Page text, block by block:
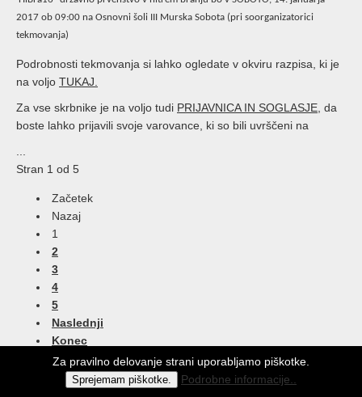
2017 ob 09:00 na Osnovni šoli III Murska Sobota (pri soorganizatorici
tekmovanja)
Podrobnosti tekmovanja si lahko ogledate v okviru razpisa, ki je
na voljo TUKAJ.
Za vse skrbnike je na voljo tudi PRIJAVNICAIN SOGLASJE, da
boste lahko prijavili svoje varovance, ki so bili uvrščeni na
...
Stran 1 od 5
Začetek
Nazaj
1
2
3
4
5
Naslednji
Konec
© EIC Univerzum Minerva Maribor 2013 / Vse pravice so pridržane
Za pravilno delovanje strani uporabljamo piškotke.
Sprejemam piškotke. Podrobne informacije..